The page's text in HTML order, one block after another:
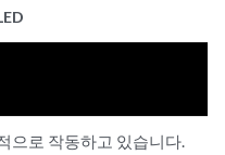
으로 작동하고 있습니다.